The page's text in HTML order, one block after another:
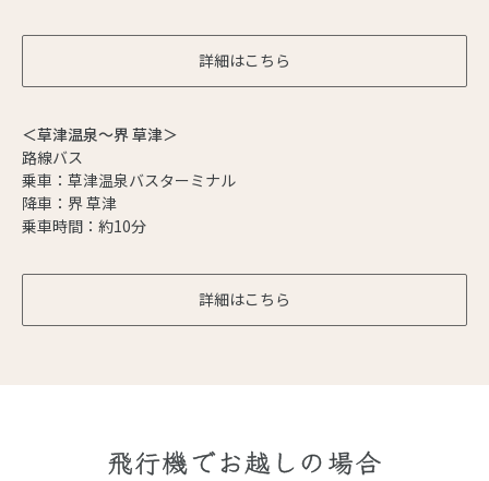
詳細はこちら
＜草津温泉～界 草津＞
路線バス
乗車：草津温泉バスターミナル
降車：界 草津
乗車時間：約10分
詳細はこちら
飛行機でお越しの場合